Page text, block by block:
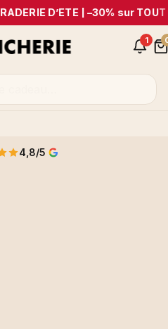
D’ÉTÉ | –30% sur TOUT
1
4,8/5